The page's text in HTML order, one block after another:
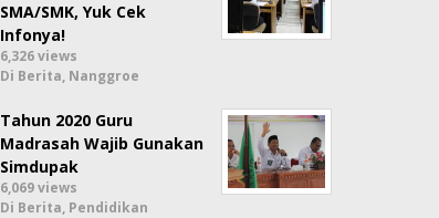
SMA/SMK, Yuk Cek
Infonya!
6,326 views
Di Berita, Nanggroe
Tahun 2020 Guru
Madrasah Wajib Gunakan
Simdupak
6,069 views
Di Berita, Pendidikan